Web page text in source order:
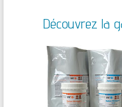
Découvrez la